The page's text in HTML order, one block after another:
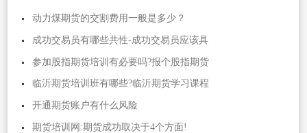
动力煤期货的交割费用一般是多少？
成功交易员有哪些共性-成功交易员应该具
参加股指期货培训有必要吗?报个股指期货
临沂期货培训班有哪些?临沂期货学习课程
开通期货账户有什么风险
期货培训网:期货成功取决于4个方面!